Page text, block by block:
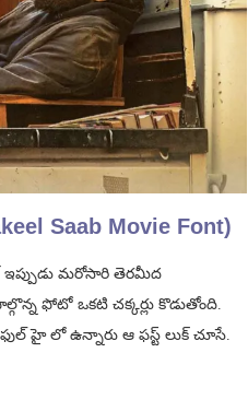
Saab Movie Font)
మరోసారి తెరమీద
ఫోటో ఒకటి చక్కర్లు కొడుతోంది.
హై లో ఉన్నారు ఆ ఫస్ట్ లుక్ చూసే.